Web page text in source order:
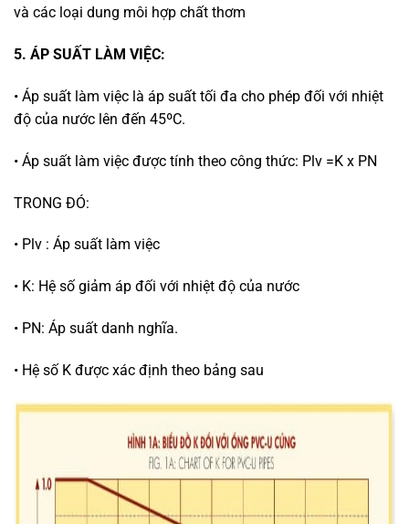
và các loại dung môi hợp chất thơm
5. ÁP SUẤT LÀM VIỆC:
• Áp suất làm việc là áp suất tối đa cho phép đối với nhiệt
độ của nước lên đến 45ºC.
• Áp suất làm việc được tính theo công thức: Plv =K x PN
TRONG ĐÓ:
• Plv : Áp suất làm việc
• K: Hệ số giảm áp đối với nhiệt độ của nước
• PN: Áp suất danh nghĩa.
• Hệ số K được xác định theo bảng sau